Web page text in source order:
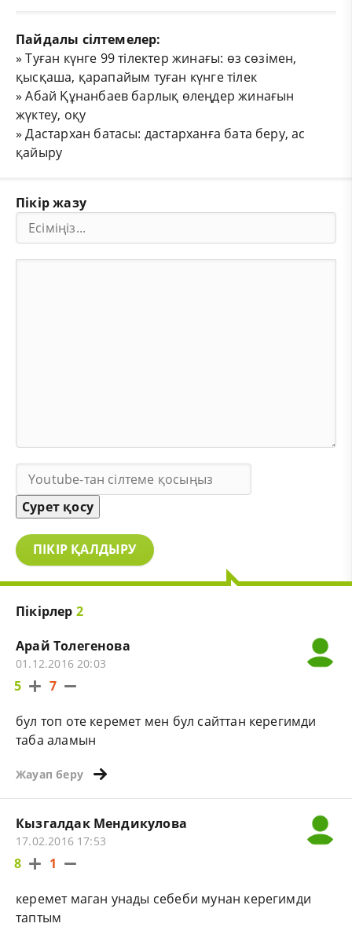
Пайдалы сілтемелер:
»Туған күнге 99 тілектер жинағы: өз сөзімен,
қысқаша, қарапайым туған күнге тілек
»Абай Құнанбаев барлық өлеңдер жинағын
жүктеу, оқу
»Дастархан батасы: дастарханға бата беру, ас
қайыру
Пікір жазу
Сурет қосу
ПІКІР ҚАЛДЫРУ
Пікірлер 2
Арай Толегенова
01.12.2016 20:03
5 7
бул топ оте керемет мен бул сайттан керегимди
таба аламын
Жауап беру
Кызгалдак Мендикулова
17.02.2016 17:53
8 1
керемет маган унады себеби мунан керегимди
таптым